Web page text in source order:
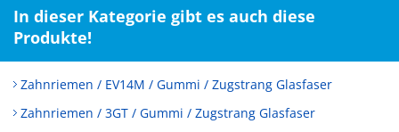
In dieser Kategorie gibt es auch diese
Produkte!
Zahnriemen / EV14M / Gummi / Zugstrang Glasfaser
Zahnriemen / 3GT / Gummi / Zugstrang Glasfaser